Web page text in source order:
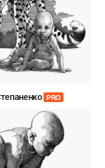
PRO